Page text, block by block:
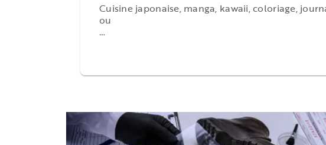
Cuisine japonaise, manga, kawaii, coloriage,
ou
…